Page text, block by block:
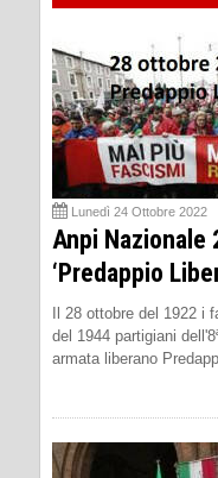
Lunedì 24 Ottobre 2022
Anpi Nazionale
‘Predappio
Il 28 ottobre del 1922 i
del 1944 partigiani
armata liberano